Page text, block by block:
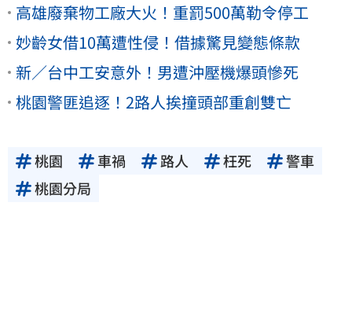
高雄廢棄物工廠大火！重罰500萬勒令停工
妙齡女借10萬遭性侵！借據驚見變態條款
新／台中工安意外！男遭沖壓機爆頭慘死
桃園警匪追逐！2路人挨撞頭部重創雙亡
桃園 車禍 路人 枉死
警車
桃園分局